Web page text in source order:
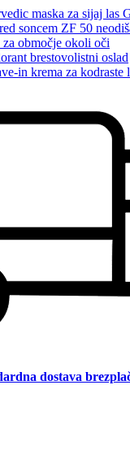
maska za sijaj las
soncem ZF 50
območje okoli oči
brestovolistni oslad
in krema za kodraste
dostava